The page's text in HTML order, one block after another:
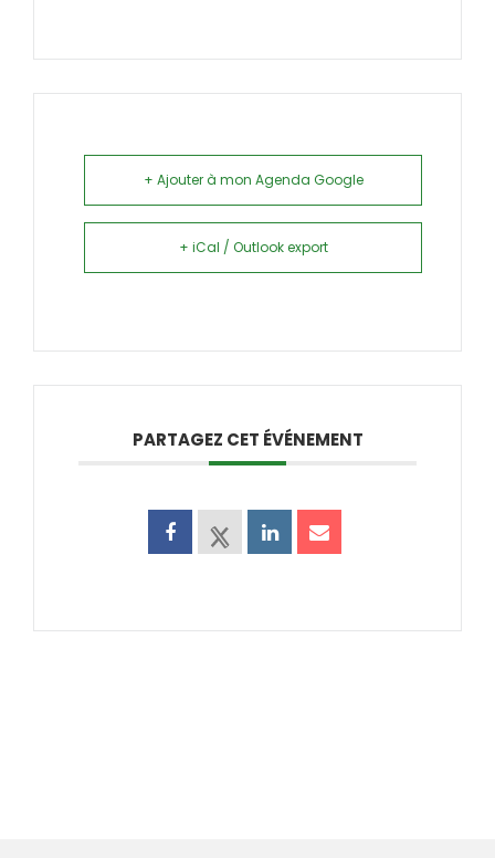
+ Ajouter à mon Agenda Google
+ iCal / Outlook export
PARTAGEZ CET ÉVÉNEMENT